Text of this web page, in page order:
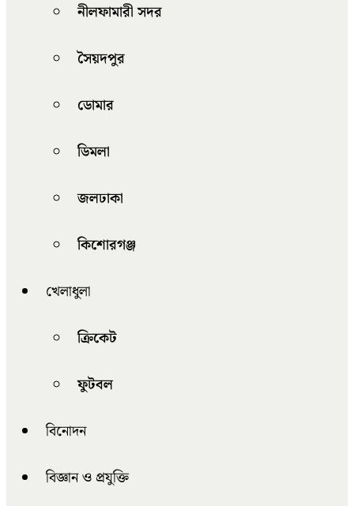
নীলফামারী সদর
সৈয়দপুর
ডোমার
ডিমলা
জলঢাকা
কিশোরগঞ্জ
খেলাধুলা
ক্রিকেট
ফুটবল
বিনোদন
বিজ্ঞান ও প্রযুক্তি